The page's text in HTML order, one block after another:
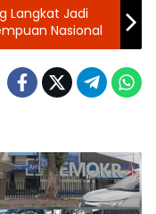
Langkat Jadi
Nasional